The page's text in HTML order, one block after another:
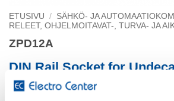
ETUSIVU / SÄHKÖ- JA
RELEET, OHJELMOITAVAT-, TURVA- JA
ZPD12A
DIN Rail Socket for
Module